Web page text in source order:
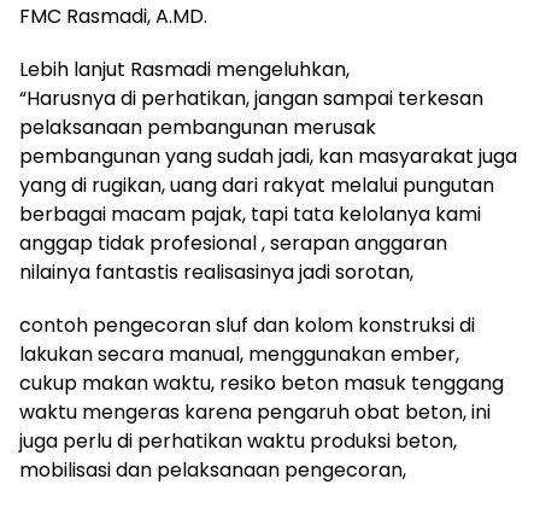
FMC Rasmadi, A.MD.
Lebih lanjut Rasmadi mengeluhkan,
“Harusnya di perhatikan, jangan sampai terkesan
pelaksanaan pembangunan merusak
pembangunan yang sudah jadi, kan masyarakat juga
yang di rugikan, uang dari rakyat melalui pungutan
berbagai macam pajak, tapi tata kelolanya kami
anggap tidak profesional , serapan anggaran
nilainya fantastis realisasinya jadi sorotan,
contoh pengecoran sluf dan kolom konstruksi di
lakukan secara manual, menggunakan ember,
cukup makan waktu, resiko beton masuk tenggang
waktu mengeras karena pengaruh obat beton, ini
juga perlu di perhatikan waktu produksi beton,
mobilisasi dan pelaksanaan pengecoran,